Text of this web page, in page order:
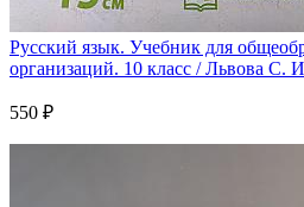
Русский язык. Учебник для
организаций. 10 класс / Львова С.
550 ₽